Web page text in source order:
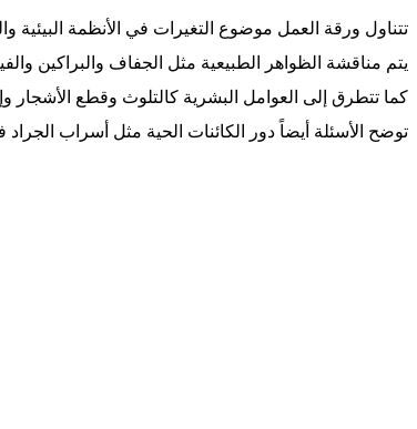
تتناول ورقة العمل موضوع التغيرات في الأنظمة البيئية
يتم مناقشة الظواهر الطبيعية مثل الجفاف والبراكين
كما تتطرق إلى العوامل البشرية كالتلوث وقطع الأشجار
توضح الأسئلة أيضاً دور الكائنات الحية مثل أسراب الجراد